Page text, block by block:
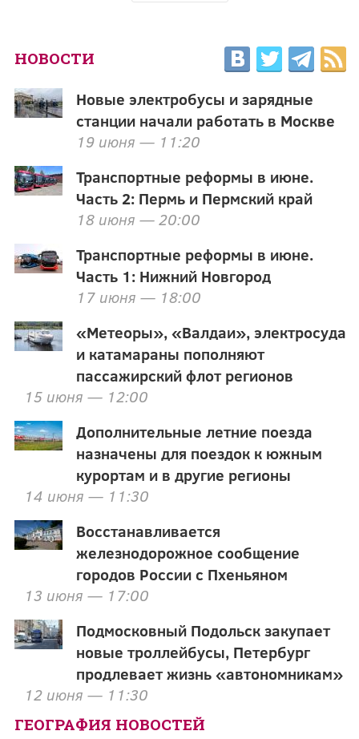
НОВОСТИ
Новые электробусы и зарядные
станции начали работать в Москве
19 июня — 11:20
Транспортные реформы в июне.
Часть 2: Пермь и Пермский край
18 июня — 20:00
Транспортные реформы в июне.
Часть 1: Нижний Новгород
17 июня — 18:00
«Метеоры», «Валдаи», электросуда
и катамараны пополняют
пассажирский флот регионов
15 июня — 12:00
Дополнительные летние поезда
назначены для поездок к южным
курортам и в другие регионы
14 июня — 11:30
Восстанавливается
железнодорожное сообщение
городов России с Пхеньяном
13 июня — 17:00
Подмосковный Подольск закупает
новые троллейбусы, Петербург
продлевает жизнь «автономникам»
12 июня — 11:30
ГЕОГРАФИЯ НОВОСТЕЙ